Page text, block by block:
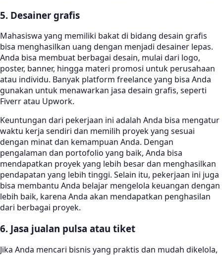
5. Desainer grafis
Mahasiswa yang memiliki bakat di bidang desain grafis
bisa menghasilkan uang dengan menjadi desainer lepas.
Anda bisa membuat berbagai desain, mulai dari logo,
poster, banner, hingga materi promosi untuk perusahaan
atau individu. Banyak platform freelance yang bisa Anda
gunakan untuk menawarkan jasa desain grafis, seperti
Fiverr atau Upwork.
Keuntungan dari pekerjaan ini adalah Anda bisa mengatur
waktu kerja sendiri dan memilih proyek yang sesuai
dengan minat dan kemampuan Anda. Dengan
pengalaman dan portofolio yang baik, Anda bisa
mendapatkan proyek yang lebih besar dan menghasilkan
pendapatan yang lebih tinggi. Selain itu, pekerjaan ini juga
bisa membantu Anda belajar mengelola keuangan dengan
lebih baik, karena Anda akan mendapatkan penghasilan
dari berbagai proyek.
6. Jasa jualan pulsa atau tiket
Jika Anda mencari bisnis yang praktis dan mudah dikelola,